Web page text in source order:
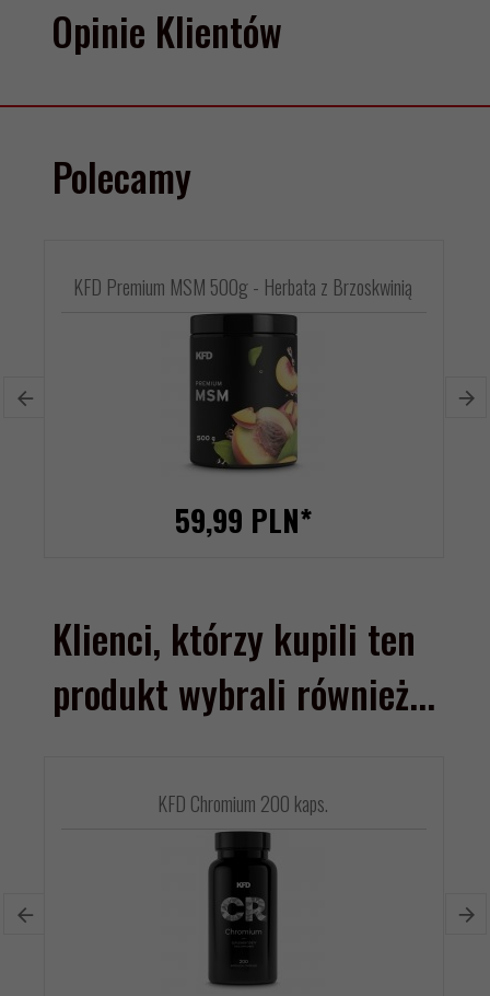
Opinie Klientów
Polecamy
KFD Premium MSM 500g - Herbata z Brzoskwinią
59,99 PLN*
Klienci, którzy kupili ten
produkt wybrali również...
KFD Chromium 200 kaps.